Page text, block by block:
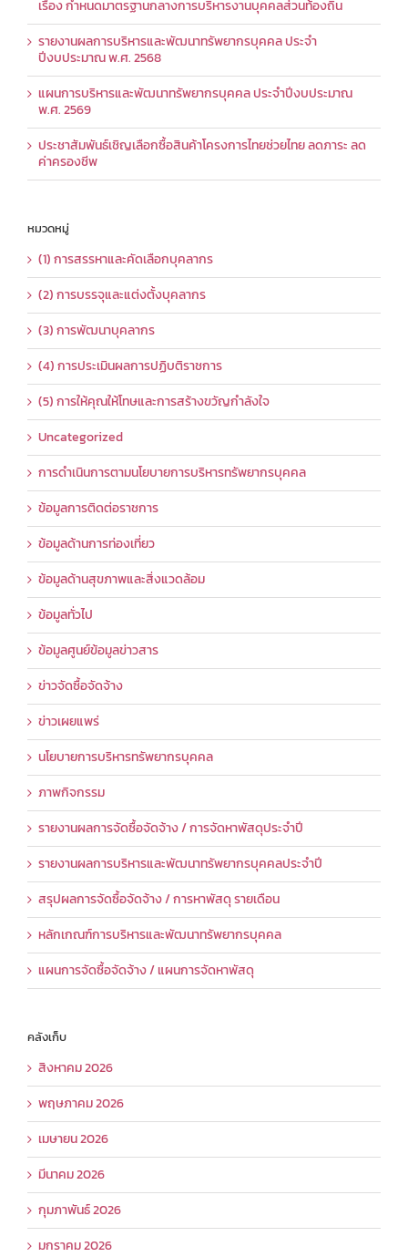
เรื่อง กำหนดมาตรฐานกลางการบริหารงานบุคคลส่วนท้องถิ่น
รายงานผลการบริหารและพัฒนาทรัพยากรบุคคล ประจำ
ปีงบประมาณ พ.ศ. 2568
แผนการบริหารและพัฒนาทรัพยากรบุคคล ประจำปีงบประมาณ
พ.ศ. 2569
ประชาสัมพันธ์เชิญเลือกซื้อสินค้าโครงการไทยช่วยไทย ลดภาระ ลด
ค่าครองชีพ
หมวดหมู่
(1) การสรรหาและคัดเลือกบุคลากร
(2) การบรรจุและแต่งตั้งบุคลากร
(3) การพัฒนาบุคลากร
(4) การประเมินผลการปฏิบติราชการ
(5) การให้คุณให้โทษและการสร้างขวัญกำลังใจ
Uncategorized
การดำเนินการตามนโยบายการบริหารทรัพยากรบุคคล
ข้อมูลการติดต่อราชการ
ข้อมูลด้านการท่องเที่ยว
ข้อมูลด้านสุขภาพและสิ่งแวดล้อม
ข้อมูลทั่วไป
ข้อมูลศูนย์ข้อมูลข่าวสาร
ข่าวจัดซื้อจัดจ้าง
ข่าวเผยแพร่
นโยบายการบริหารทรัพยากรบุคคล
ภาพกิจกรรม
รายงานผลการจัดซื้อจัดจ้าง / การจัดหาพัสดุประจำปี
รายงานผลการบริหารและพัฒนาทรัพยากรบุคคลประจำปี
สรุปผลการจัดซื้อจัดจ้าง / การหาพัสดุ รายเดือน
หลักเกณฑ์การบริหารและพัฒนาทรัพยากรบุคคล
แผนการจัดซื้อจัดจ้าง / แผนการจัดหาพัสดุ
คลังเก็บ
สิงหาคม 2026
พฤษภาคม 2026
เมษายน 2026
มีนาคม 2026
กุมภาพันธ์ 2026
มกราคม 2026